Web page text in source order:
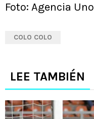
Foto: Agencia Uno
COLO COLO
LEE TAMBIÉN